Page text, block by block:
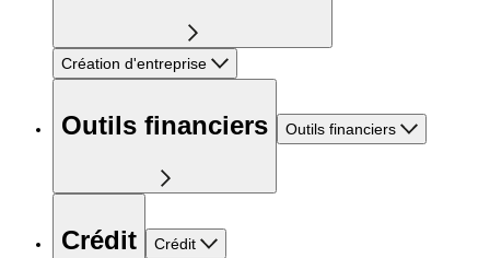
Création d'entreprise
Outils financiers Outils financiers
Crédit Crédit